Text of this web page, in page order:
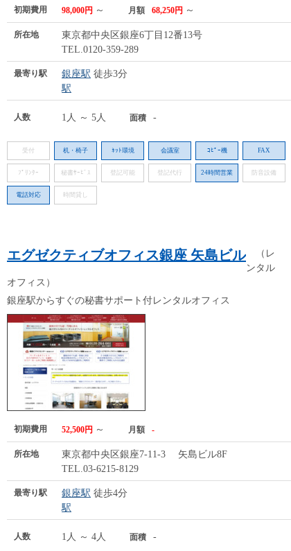
初期費用 98,000円 ～ 月額 68,250円 ～
所在地
東京都中央区銀座6丁目12番13号
TEL.0120-359-289
最寄り駅 銀座駅 徒歩3分
駅
人数 1人 ～ 5人 面積 -
受付 机・椅子 ﾈｯﾄ環境 会議室 ｺﾋﾟｰ機 FAX
ﾌﾟﾘﾝﾀｰ 秘書ｻｰﾋﾞｽ 登記可能 登記代行 24時間営業 防音設備
電話対応 時間貸し
エグゼクティブオフィス銀座 矢島ビル （レ
ンタル
オフィス）
銀座駅からすぐの秘書サポート付レンタルオフィス
初期費用 52,500円 ～ 月額 -
所在地
東京都中央区銀座7-11-3 矢島ビル8F
TEL.03-6215-8129
最寄り駅 銀座駅 徒歩4分
駅
人数 1人 ～ 4人 面積 -